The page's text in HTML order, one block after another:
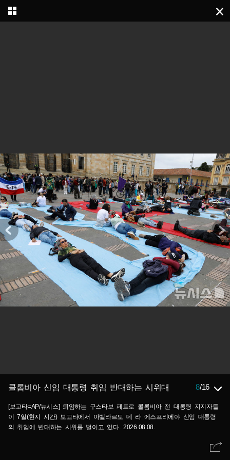
콜롬비아 신임 대통령 취임 반대하는 시위대 8/16
[보고타=AP/뉴시스] 퇴임하는 구스타보 페트로 콜롬비아 전 대통령 지지자들
이 7일(현지 시간) 보고타에서 아벨라르도 데 라 에스프리에야 신임 대통령
의 취임에 반대하는 시위를 벌이고 있다. 2026.08.08.